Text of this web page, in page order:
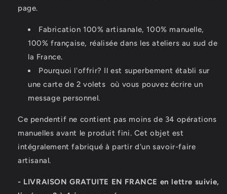
page.
Fabrication 100% artisanale, 100% manuelle,
100% française, réalisée dans les ateliers au sud de
la France.
Pourquoi l'offrir? Il est superbement établi sur
une carte de 2 volets où vous pouvez écrire un
message personnel.
Ce pendentif ne contient pas moins de 34 opérations
manuelles avant le produit fini. Cet objet est
intégralement fabriqué à partir d'un savoir-faire
artisanal.
- LIVRAISON GRATUITE EN FRANCE en lettre suivie,